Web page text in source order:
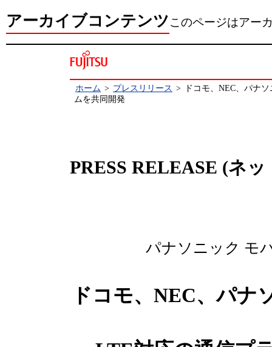
アーカイブコンテンツこのページはアー
ホーム > プレスリリース >
ドコモ、NEC、パナ
ムを共同開発
PRESS RELEASE (ネ
パナソニック モ
ドコモ、NEC、パナ